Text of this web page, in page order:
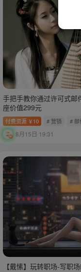
手把手教你通过许可式邮
座价值299元
付费资源 ￥ 10 # 营销 # 邮
8月15日 19:31
【戴愫】玩转职场-写职